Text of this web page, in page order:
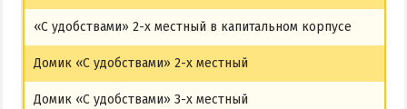
«С удобствами» 2-х местный в капитальном корпусе
Домик «С удобствами» 2-х местный
Домик «С удобствами» 3-х местный